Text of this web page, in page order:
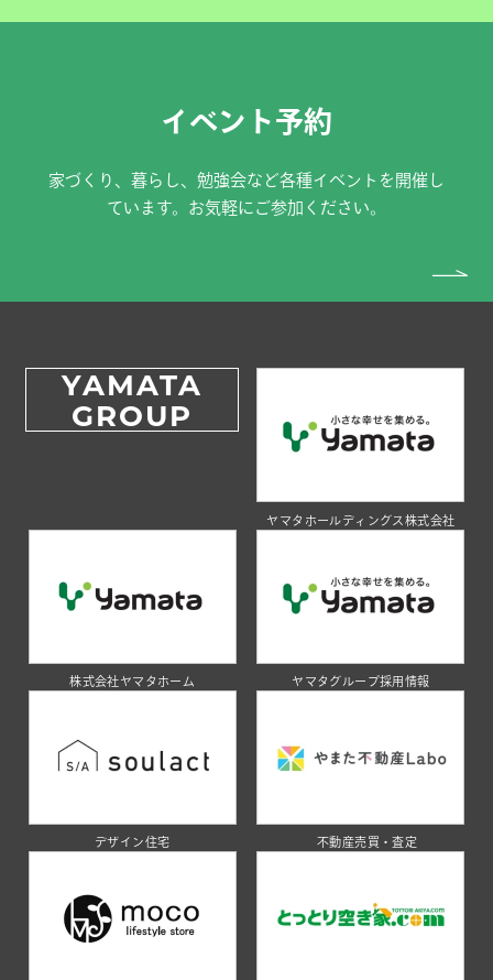
イベント予約
家づくり、暮らし、勉強会など各種イベントを開催し
ています。お気軽にご参加ください。
YAMATA
GROUP
ヤマタホールディングス株式会社
株式会社ヤマタホーム ヤマタグループ採用情報
デザイン住宅 不動産売買・査定